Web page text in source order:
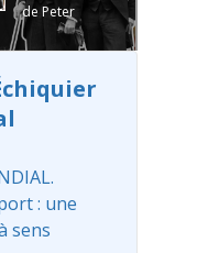
https://www.
patreon.com
https://fr.tipe
ee.com/strat
https://t.me/s
tratpol...
de Peter
Moore :
https://www.
youtube.com
/watch?
nel=PeterMo
ore VERSION
ANGLAISE:
: une
sens